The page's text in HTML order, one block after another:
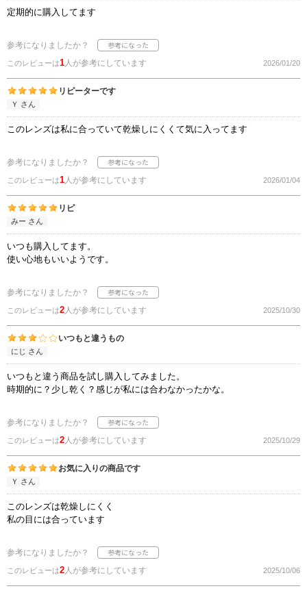
定期的に購入してます
参考になりましたか？
このレビューは1人が参考にしています 2026/01/20
リピーターです
Ｙ さん
このレンズは私に合っていて乾燥しにくくて気に入ってます
参考になりましたか？
このレビューは1人が参考にしています 2026/01/04
リピ
みー さん
いつも購入してます。
使い心地もいいようです。
参考になりましたか？
このレビューは2人が参考にしています 2025/10/30
いつもと違うもの
にじ さん
いつもと違う商品を試し購入してみました。
時期的に？少し乾く？感じが私には合わなかったかな。
参考になりましたか？
このレビューは2人が参考にしています 2025/10/29
お気に入りの商品です
Ｙ さん
このレンズは乾燥しにくく
私の目には合っています
参考になりましたか？
このレビューは2人が参考にしています 2025/10/06